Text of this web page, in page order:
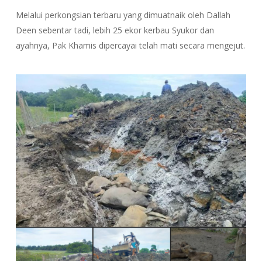
Melalui perkongsian terbaru yang dimuatnaik oleh Dallah
Deen sebentar tadi, lebih 25 ekor kerbau Syukor dan
ayahnya, Pak Khamis dipercayai telah mati secara mengejut.